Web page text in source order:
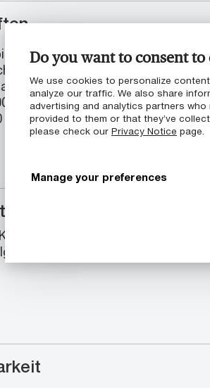
Do you want to consent to
We use cookies to personalize
analyze our traffic. We also share
advertising and analytics partners
provided to them or that they’ve
please check our Privacy Notice page.
Manage your preferences
und Abriebfestigkeit
psi
(644 °F)
Halbzeuge schließen eine Reihe
Geometrien ein: Platte